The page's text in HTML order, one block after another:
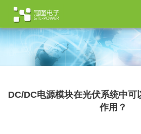
DC/DC电源模块在光伏系统中可
作用？